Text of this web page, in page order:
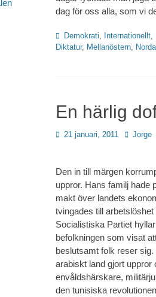
dag för oss alla, som vi
Kategorier
Demokrati Internationellt
Diktatur, Mellanöstern
En härlig
Publicerad
21 januari, 2011 Jorge
Den in till märgen
uppror. Hans familj hade
makt över landets
tvingades till
Socialistiska Partiet
befolkningen som visat
beslutsamt folk reser
arabiskt land gjort
envåldshärskare,
den tunisiska